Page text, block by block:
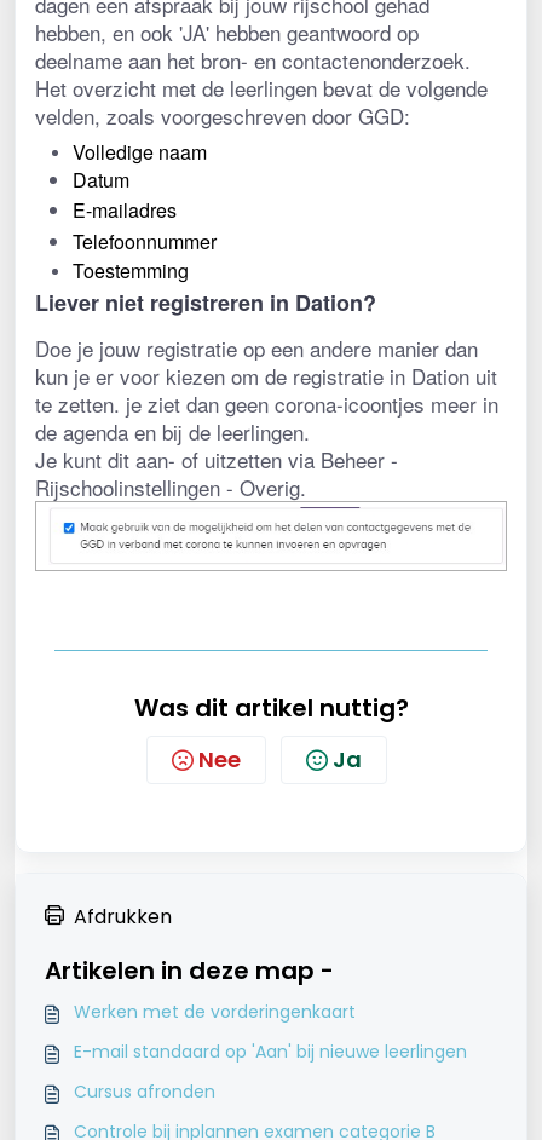
hebben, en ook 'JA' hebben geantwoord op
deelname aan het bron- en contactenonderzoek.
Het overzicht met de leerlingen bevat de volgende
velden, zoals voorgeschreven door GGD:
Volledige naam
Datum
E-mailadres
Telefoonnummer
Toestemming
Liever niet registreren in Dation?
Doe je jouw registratie op een andere manier dan
kun je er voor kiezen om de registratie in Dation uit
te zetten. je ziet dan geen corona-icoontjes meer in
de agenda en bij de leerlingen.
Je kunt dit aan- of uitzetten via Beheer -
Rijschoolinstellingen - Overig.
Was dit artikel nuttig?
Nee Ja
Afdrukken
Artikelen in deze map -
Werken met de vorderingenkaart
E-mail standaard op 'Aan' bij nieuwe leerlingen
Cursus afronden
Controle bij inplannen examen categorie B